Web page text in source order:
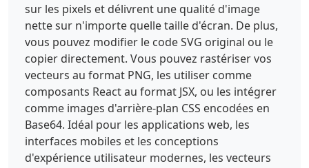
sur les pixels et délivrent une qualité d'image
nette sur n'importe quelle taille d'écran. De plus,
vous pouvez modifier le code SVG original ou le
copier directement. Vous pouvez rastériser vos
vecteurs au format PNG, les utiliser comme
composants React au format JSX, ou les intégrer
comme images d'arrière-plan CSS encodées en
Base64. Idéal pour les applications web, les
interfaces mobiles et les conceptions
d'expérience utilisateur modernes, les vecteurs